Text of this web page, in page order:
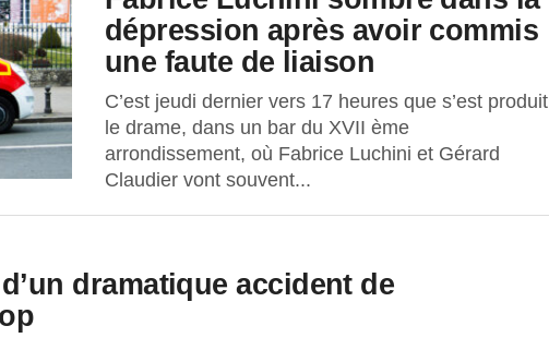
dépression après avoir commis
une faute de liaison
C’est jeudi dernier vers 17 heures que s’est produit
le drame, dans un bar du XVII ème
arrondissement, où Fabrice Luchini et Gérard
Claudier vont souvent...
dramatique accident de